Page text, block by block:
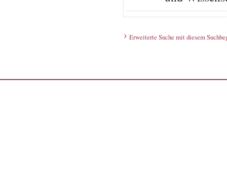
Erweiterte Suche mit diesem